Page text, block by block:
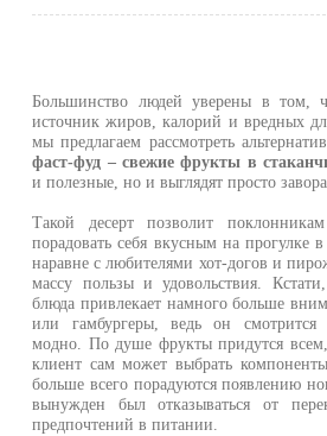
Большинство людей уверены в том,
источник жиров, калорий и вредных
мы предлагаем рассмотреть
фаст-фуд – свежие фрукты в
и полезные, но и выглядят просто
Такой десерт позволит
порадовать себя вкусным на прогулке
наравне с любителями хот-догов и
массу пользы и удовольствия.
блюда привлекает намного больше
или гамбургеры, ведь он смотрится
модно. По душе фрукты придутся
клиент сам может выбрать
больше всего порадуются появлению
вынужден был отказываться от
предпочтений в питании.